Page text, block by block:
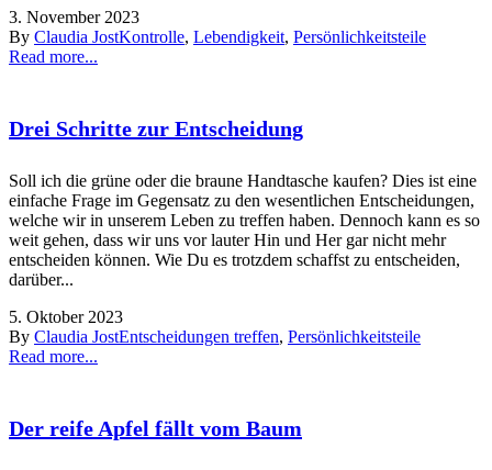
3. November 2023
By Claudia JostKontrolle, Lebendigkeit, Persönlichkeitsteile
Read more...
Drei Schritte zur Entscheidung
Soll ich die grüne oder die braune Handtasche kaufen? Dies ist eine
einfache Frage im Gegensatz zu den wesentlichen Entscheidungen,
welche wir in unserem Leben zu treffen haben. Dennoch kann es so
weit gehen, dass wir uns vor lauter Hin und Her gar nicht mehr
entscheiden können. Wie Du es trotzdem schaffst zu entscheiden,
darüber...
5. Oktober 2023
By Claudia JostEntscheidungen treffen, Persönlichkeitsteile
Read more...
Der reife Apfel fällt vom Baum